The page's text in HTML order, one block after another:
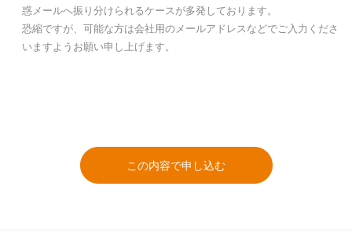
惑メールへ振り分けられるケースが多発しております。
恐縮ですが、可能な方は会社用のメールアドレスなどでご入力くださ
いますようお願い申し上げます。